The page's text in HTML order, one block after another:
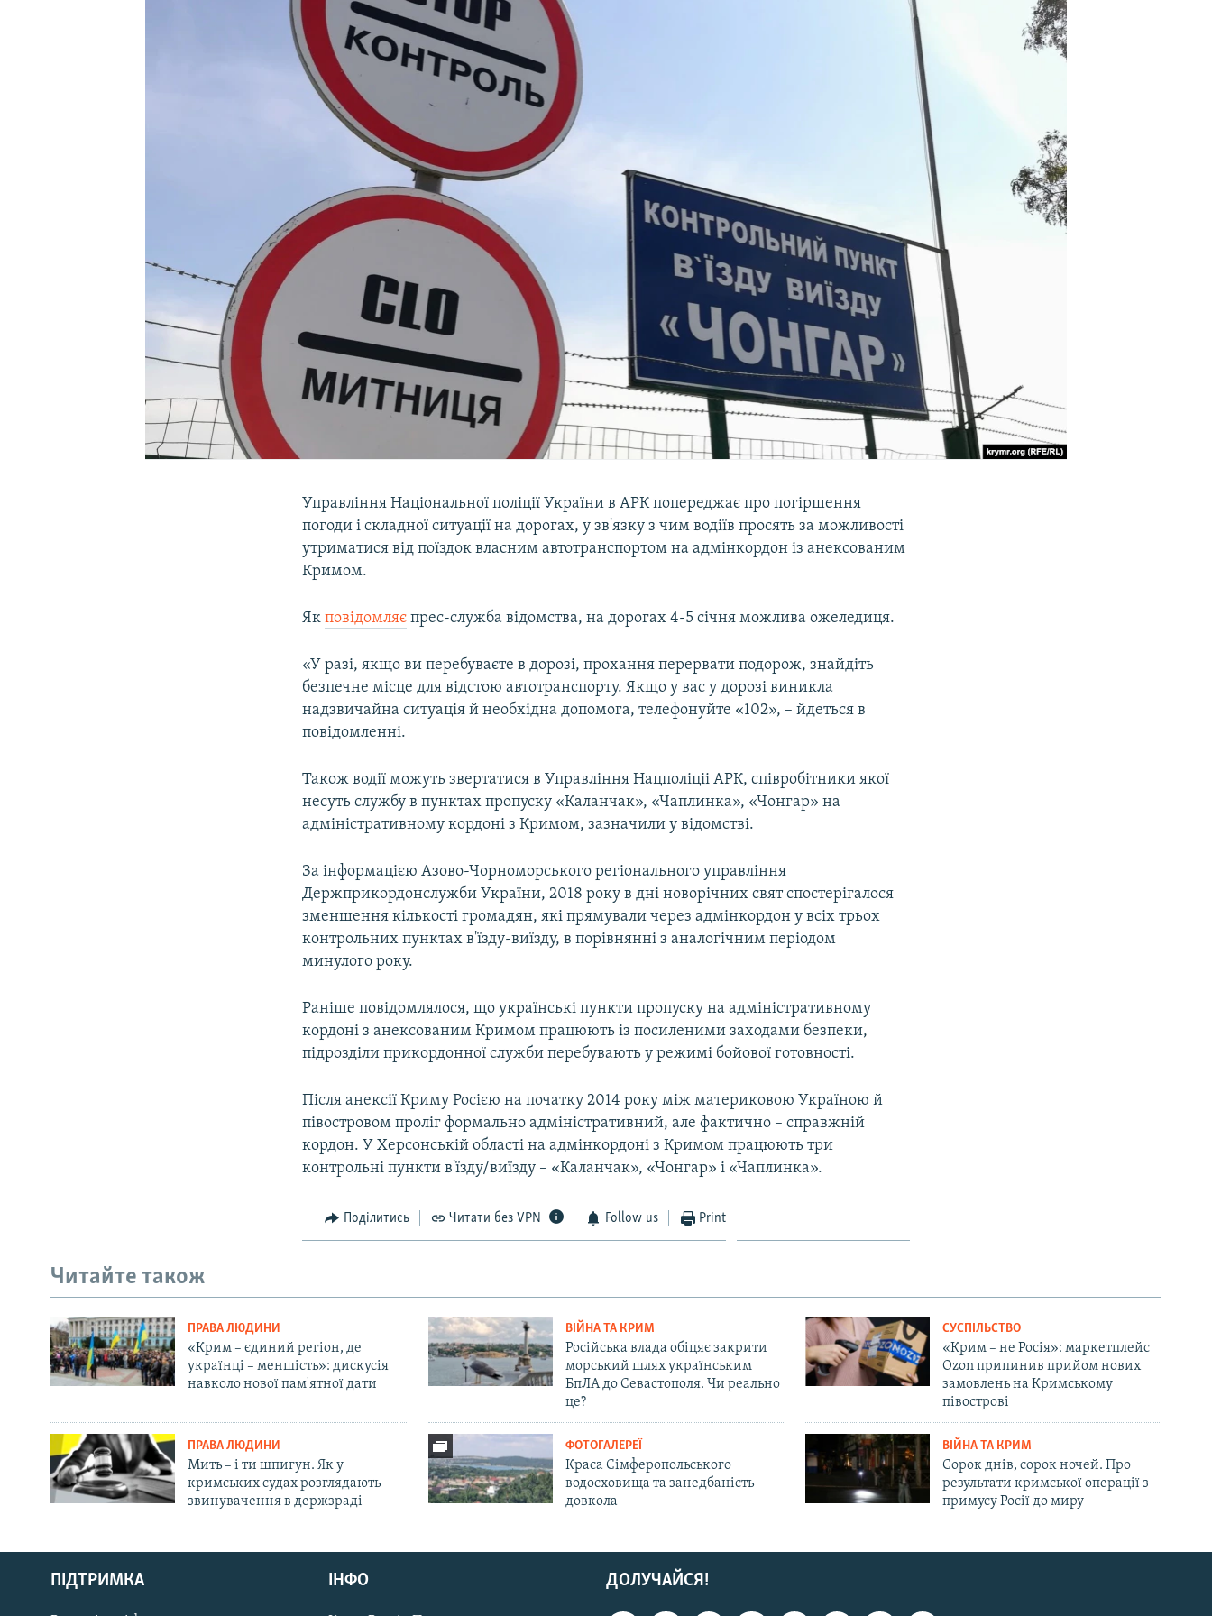
Русский
Qırımtatar
Управління Національної поліції України в АРК попереджає про погіршення
погоди і складної ситуації на дорогах, у зв'язку з чим водіїв просять за можливості
утриматися від поїздок власним автотранспортом на адмінкордон із анексованим
Кримом.
Якповідомляє прес-служба відомства, на дорогах 4-5 січня можлива ожеледиця.
«У разі, якщо ви перебуваєте в дорозі, прохання перервати подорож, знайдіть
безпечне місце для відстою автотранспорту. Якщо у вас у дорозі виникла
надзвичайна ситуація й необхідна допомога, телефонуйте «102», – йдеться в
повідомленні.
Також водії можуть звертатися в Управління Нацполіціі АРК, співробітники якої
несуть службу в пунктах пропуску «Каланчак», «Чаплинка», «Чонгар» на
адміністративному кордоні з Кримом, зазначили у відомстві.
За інформацією Азово-Чорноморського регіонального управління
Держприкордонслужби України, 2018 року в дні новорічних свят спостерігалося
зменшення кількості громадян, які прямували через адмінкордон у всіх трьох
контрольних пунктах в'їзду-виїзду, в порівнянні з аналогічним періодом
минулого року.
Раніше повідомлялося, що українські пункти пропуску на адміністративному
кордоні з анексованим Кримом працюють із посиленими заходами безпеки,
підрозділи прикордонної служби перебувають у режимі бойової готовності.
Після анексії Криму Росією на початку 2014 року між материковою Україною й
півостровом проліг формально адміністративний, але фактично – справжній
кордон. У Херсонській області на адмінкордоні з Кримом працюють три
контрольні пункти в'їзду/виїзду – «Каланчак», «Чонгар» і «Чаплинка».
Поділитись Читати без VPN Follow us Print
Читайте також
ПРАВА ЛЮДИНИ
«Крим – єдиний регіон, де
українці – меншість»: дискусія
навколо нової пам'ятної дати
ВІЙНА ТА КРИМ
Російська влада обіцяє закрити
морський шлях українським
БпЛА до Севастополя. Чи реально
це?
СУСПІЛЬСТВО
«Крим – не Росія»: маркетплейс
Ozon припинив прийом нових
замовлень на Кримському
півострові
ПРАВА ЛЮДИНИ
Мить – і ти шпигун. Як у
кримських судах розглядають
звинувачення в держзраді
ФОТОГАЛЕРЕЇ
Краса Сімферопольського
водосховища та занедбаність
довкола
ВІЙНА ТА КРИМ
Сорок днів, сорок ночей. Про
результати кримської операції з
примусу Росії до миру
ДОЛУЧАЙСЯ!
ПІДТРИМКА ІНФО